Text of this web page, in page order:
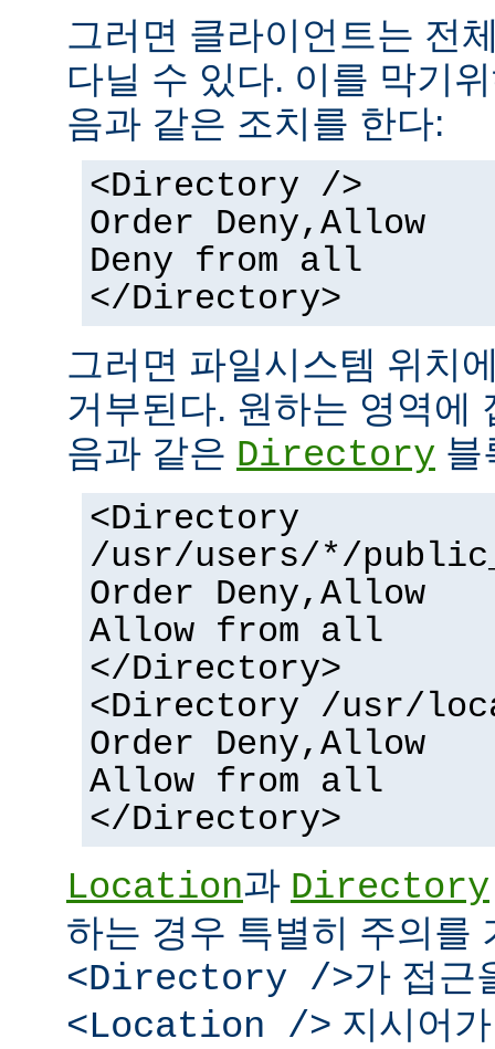
그러면 클라이언트는 전
다닐 수 있다. 이를 막기
음과 같은 조치를 한다:
<Directory />
Order Deny,Allow
Deny from all
</Directory>
그러면 파일시스템 위치
거부된다. 원하는 영역에
음과 같은 Directory 블
<Directory
/usr/users/*/
Order Deny,Allow
Allow from all
</Directory>
<Directory /usr/
Order Deny,Allow
Allow from all
</Directory>
Location과 Directory
하는 경우 특별히 주의를
<Directory />가 접근
<Location /> 지시어